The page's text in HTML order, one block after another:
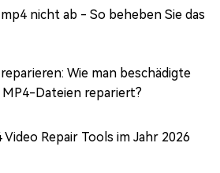
nicht ab - So beheben Sie das
Wie man beschädigte
MP4-Dateien repariert?
Video Repair Tools im Jahr 2026